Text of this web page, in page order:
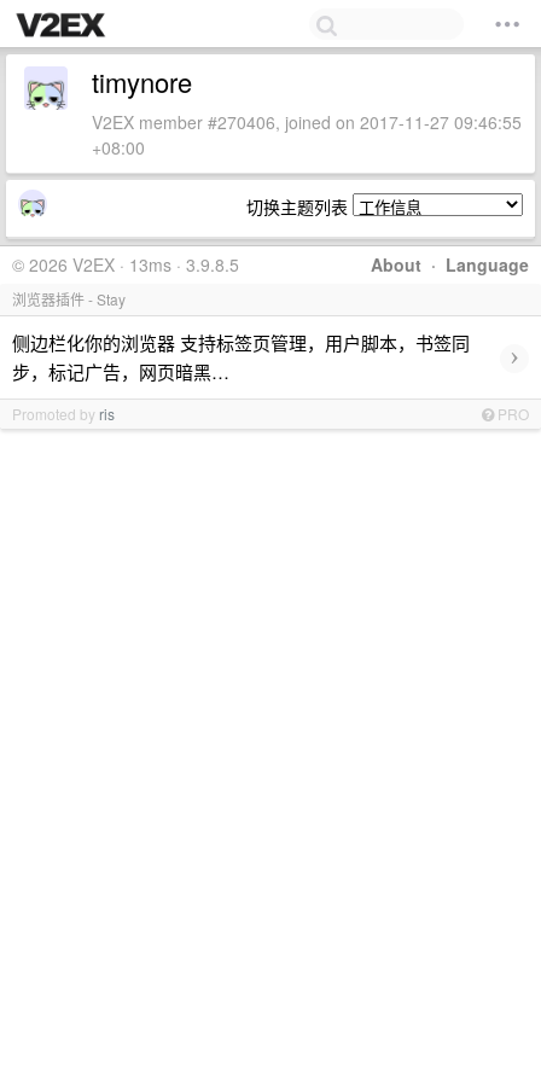
timynore
V2EX member #270406, joined on 2017-11-27 09:46:55
+08:00
切换主题列表
About · Language
© 2026 V2EX · 13ms · 3.9.8.5
浏览器插件 - Stay
侧边栏化你的浏览器 支持标签页管理，用户脚本，书签同
步，标记广告，网页暗黑…
›
Promoted by ris PRO